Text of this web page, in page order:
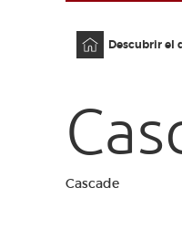
Descubrir el
Cascade